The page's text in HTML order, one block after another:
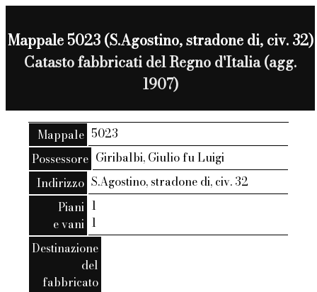
Mappale 5023 (S.Agostino, stradone di, civ. 32)
Catasto fabbricati del Regno d'Italia (agg.
1907)
Mappale 5023
Possessore Giribalbi, Giulio fu Luigi
Indirizzo S.Agostino, stradone di, civ. 32
Piani
e vani
1
1
Destinazione
del
fabbricato